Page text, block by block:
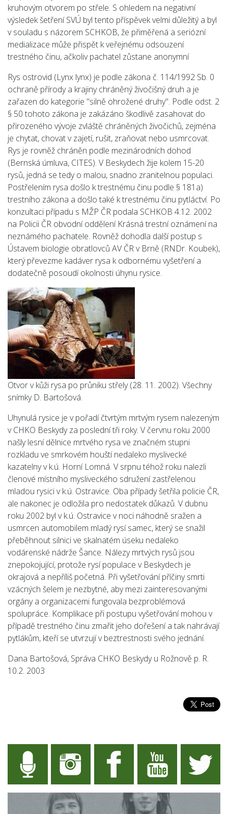
kruhovým otvorem po střele. S ohledem na negativní
výsledek šetření SVÚ byl tento příspěvek velmi důležitý a byl
v souladu s názorem SCHKOB, že přiměřená a seriózní
medializace může přispět k veřejnému odsouzení
trestného činu, ačkoliv pachatel zůstane anonymní
Rys ostrovid (Lynx lynx) je podle zákona č. 114/1992 Sb. 0
ochraně přírody a krajiny chráněný živočišný druh a je
zařazen do kategorie "silně ohrožené druhy". Podle odst. 2
§ 50 tohoto zákona je zakázáno škodlivě zasahovat do
přirozeného vývoje zvláště chráněných živočichů, zejména
je chytat, chovat v zajetí, rušit, zraňovat nebo usmrcovat.
Rys je rovněž chráněn podle mezinárodních dohod
(Bernská úmluva, CITES). V Beskydech žije kolem 15-20
rysů, jedná se tedy o malou, snadno zranitelnou populaci.
Postřelením rysa došlo k trestnému činu podle § 181a)
trestního zákona a došlo také k trestnému činu pytláctví. Po
konzultaci případu s MŽP ČR podala SCHKOB 4.12. 2002
na Policii ČR obvodní oddělení Krásná trestní oznámení na
neznámého pachatele. Rovněž dohodla další postup s
Ústavem biologie obratlovců AV ČR v Brně (RNDr. Koubek),
který převezme kadáver rysa k odbornému vyšetření a
dodatečně posoudí okolnosti úhynu rysice.
Otvor v kůži rysa po průniku střely (28. 11. 2002). Všechny
snímky D. Bartošová.
Uhynulá rysice je v pořadí čtvrtým mrtvým rysem nalezeným
v CHKO Beskydy za poslední tři roky. V červnu roku 2000
našly lesní dělnice mrtvého rysa ve značném stupni
rozkladu ve smrkovém houští nedaleko myslivecké
kazatelny v k.ú. Horní Lomná. V srpnu téhož roku nalezli
členové místního mysliveckého sdružení zastřelenou
mladou rysici v k.ú. Ostravice. Oba případy šetřila policie ČR,
ale nakonec je odložila pro nedostatek důkazů. V dubnu
roku 2002 byl v k.ú. Ostravice v noci náhodně sražen a
usmrcen automobilem mladý rysí samec, který se snažil
přeběhnout silnici ve skalnatém úseku nedaleko
vodárenské nádrže Šance. Nálezy mrtvých rysů jsou
znepokojující, protože rysí populace v Beskydech je
okrajová a nepříliš početná. Při vyšetřování příčiny smrti
vzácných šelem je nezbytné, aby mezi zainteresovanými
orgány a organizacemi fungovala bezproblémová
spolupráce. Komplikace při postupu vyšetřování mohou v
případě trestného činu zmařit jeho dořešení a tak nahrávají
pytlákům, kteří se utvrzují v beztrestnosti svého jednání.
Dana Bartošová, Správa CHKO Beskydy u Rožnově p. R.
10.2. 2003